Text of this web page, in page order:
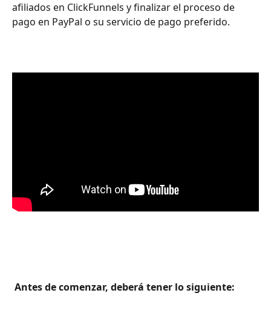
afiliados en ClickFunnels y finalizar el proceso de
pago en PayPal o su servicio de pago preferido.
Antes de comenzar, deberá tener lo siguiente: